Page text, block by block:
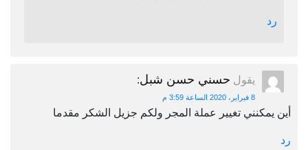
رد
يقول حسني حسن شبل:
8 فبراير، 2020 الساعة 3:59 م
أين يمكنني تغيير عملة المجر ولكم جزيل الشكر مقدما
رد